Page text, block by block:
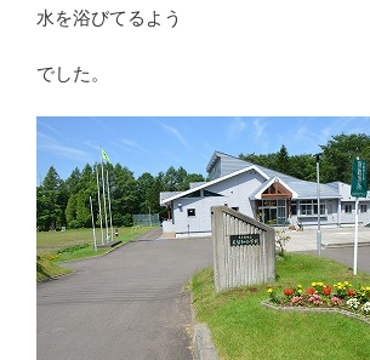
水を浴びてるよう
でした。